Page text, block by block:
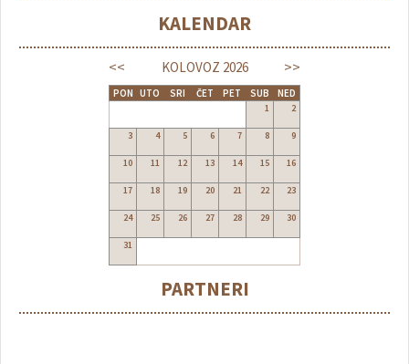
KALENDAR
<< >>
KOLOVOZ 2026
PON UTO SRI ČET PET SUB NED
1 2
3 4 5 6 7 8 9
10 11 12 13 14 15 16
17 18 19 20 21 22 23
24 25 26 27 28 29 30
31
PARTNERI